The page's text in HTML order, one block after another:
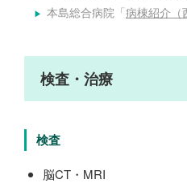
本島総合病院「病棟紹介（
検査・治療
検査
脳CT・MRI